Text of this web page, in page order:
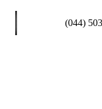
(044)